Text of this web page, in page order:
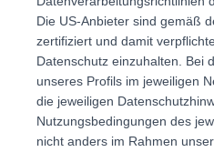
Die US-Anbieter sind gemäß
zertifiziert und damit
Datenschutz einzuhalten. Bei
unseres Profils im jeweiligen
die jeweiligen
Nutzungsbedingungen des
nicht anders im Rahmen